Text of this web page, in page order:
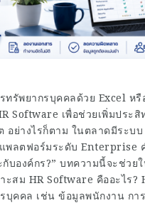
ทรัพยากรบุคคลด้วย Excel หรื
Software เพื่อช่วยเพิ่มประ
อย่างไรก็ตาม ในตลาดมีระบ
พลตฟอร์มระดับ Enterprise
บองค์กร?” บทความนี้จะช่วย
ะสม HR Software คืออะไร
บุคคล เช่น ข้อมูลพนักงาน กา